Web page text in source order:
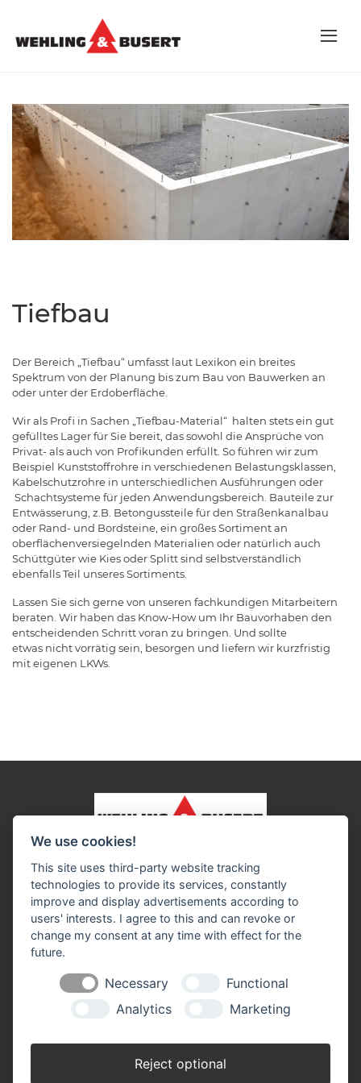
Tiefbau
Der Bereich „Tiefbau“ umfasst laut Lexikon ein breites
Spektrum von der Planung bis zum Bau von Bauwerken an
oder unter der Erdoberfläche.
Wir als Profi in Sachen „Tiefbau-Material“ halten stets ein gut
gefülltes Lager für Sie bereit, das sowohl die Ansprüche von
Privat- als auch von Profikunden erfüllt. So führen wir zum
Beispiel Kunststoffrohre in verschiedenen Belastungsklassen,
Kabelschutzrohre in unterschiedlichen Ausführungen oder
Schachtsysteme für jeden Anwendungsbereich. Bauteile zur
Entwässerung, z.B. Betongussteile für den Straßenkanalbau
oder Rand- und Bordsteine, ein großes Sortiment an
oberflächenversiegelnden Materialien oder natürlich auch
Schüttgüter wie Kies oder Splitt sind selbstverständlich
ebenfalls Teil unseres Sortiments.
Lassen Sie sich gerne von unseren fachkundigen Mitarbeitern
beraten. Wir haben das Know-How um Ihr Bauvorhaben den
entscheidenden Schritt voran zu bringen. Und sollte
etwas nicht vorrätig sein, besorgen und liefern wir kurzfristig
mit eigenen LKWs.
Cookie-Einstellungen ändern
Wehling & Busert GmbH
Lerchenweg 28
Telefax: 0 28 62 / 98 02 - 420
Samstag 07.00 - 12.00 Uhr
We use cookies!
This site uses third-party website tracking
technologies to provide its services, constantly
improve and display advertisements according to
users' interests. I agree to this and can revoke or
change my consent at any time with effect for the
future.
Necessary
Functional
Analytics
Marketing
Reject optional